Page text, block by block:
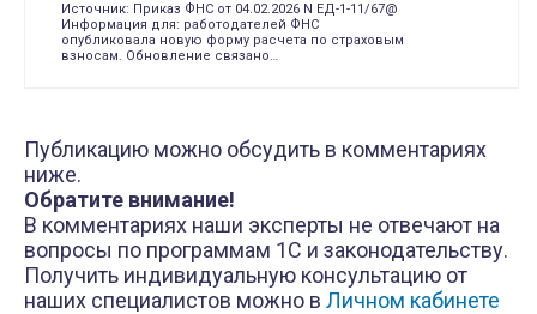
Источник: Приказ ФНС от 04.02.2026 N ЕД-1-11/67@
Информация для: работодателей ФНС
опубликовала новую форму расчета по страховым
взносам. Обновление связано…
Публикацию можно обсудить в комментариях
ниже.
Обратите внимание!
В комментариях наши эксперты не отвечают на
вопросы по программам 1С и законодательству.
Получить индивидуальную консультацию от
наших специалистов можно в Личном кабинете